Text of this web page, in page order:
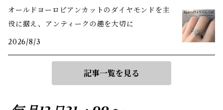
オールドヨーロピアンカットのダイヤモンドを主
役に据え、アンティークの趣を大切に
2026/8/3
記事一覧を見る